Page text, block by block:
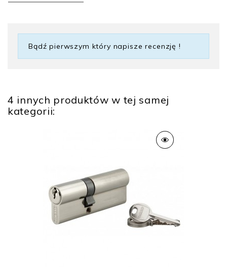
Gwarancja 5 lat
Drzwi wejściowe
Tiger 6
Wykończenie niklowane
Bądź pierwszym który napisze recenzję !
4 innych produktów w tej samej
kategorii: